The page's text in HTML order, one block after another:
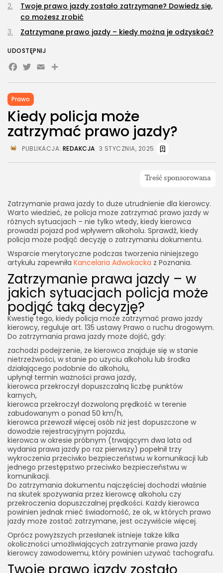
Prawo
Kiedy policja może
zatrzymać prawo jazdy?
PUBLIKACJA: REDAKCJA 3 STYCZNIA, 2025
Zatrzymanie prawa jazdy to duże utrudnienie dla kierowcy.
Warto wiedzieć, że policja może zatrzymać prawo jazdy w
różnych sytuacjach – nie tylko wtedy, kiedy kierowca
prowadzi pojazd pod wpływem alkoholu. Sprawdź, kiedy
policja może podjąć decyzję o zatrzymaniu dokumentu.
Wsparcie merytoryczne podczas tworzenia niniejszego
artykułu zapewniła Kancelaria Adwokacka z Poznania.
Zatrzymanie prawa jazdy – w
jakich sytuacjach policja może
podjąć taką decyzję?
Kwestię tego, kiedy policja może zatrzymać prawo jazdy
kierowcy, reguluje art. 135 ustawy Prawo o ruchu drogowym.
Do zatrzymania prawa jazdy może dojść, gdy:
zachodzi podejrzenie, że kierowca znajduje się w stanie
nietrzeźwości, w stanie po użyciu alkoholu lub środka
działającego podobnie do alkoholu,
upłynął termin ważności prawa jazdy,
kierowca przekroczył dopuszczalną liczbę punktów
karnych,
kierowca przekroczył dozwoloną prędkość w terenie
zabudowanym o ponad 50 km/h,
kierowca przewoził więcej osób niż jest dopuszczone w
dowodzie rejestracyjnym pojazdu,
kierowca w okresie próbnym (trwającym dwa lata od
wydania prawa jazdy po raz pierwszy) popełnił trzy
wykroczenia przeciwko bezpieczeństwu w komunikacji lub
jednego przestępstwo przeciwko bezpieczeństwu w
komunikacji.
Do zatrzymania dokumentu najczęściej dochodzi właśnie
na skutek spożywania przez kierowcę alkoholu czy
przekroczenia dopuszczalnej prędkości. Każdy kierowca
powinien jednak mieć świadomość, że ok, w których prawo
jazdy może zostać zatrzymane, jest oczywiście więcej.
Oprócz powyższych przesłanek istnieje także kilka
okoliczności umożliwiających zatrzymanie prawa jazdy
kierowcy zawodowemu, który powinien używać tachografu.
Twoje prawo jazdy zostało
Twoje prawo jazdy zostało zatrzymane? Dowiedz się,
co możesz zrobić
Zatrzymane prawo jazdy – kiedy można je odzyskać?
UDOSTĘPNIJ
Facebook
Twitter
EmailShare